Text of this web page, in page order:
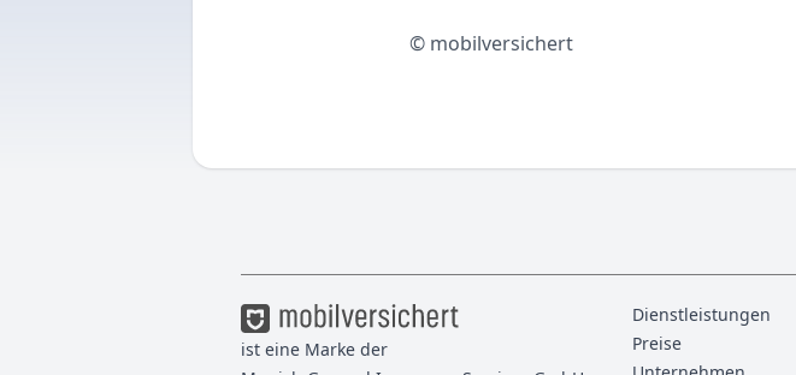
© mobilversichert
ist eine Marke der
Dienstleistungen
Preise